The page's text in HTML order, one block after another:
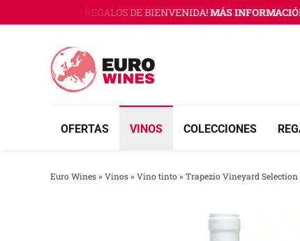
al
WINES CON 3 REGALOS DE BIENVENIDA!MÁS INFORMACIÓN
OFERTAS VINOS COLECCIONES
Euro Wines» Vinos» Vino tinto » Trapezio Vineyard Selection